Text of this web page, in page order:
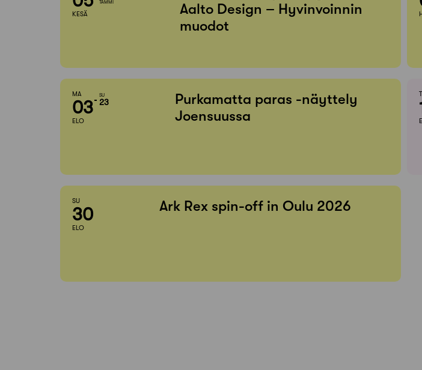
KESÄ
TAMMI
Aalto Design – Hyvinvoinnin
muodot
MA
03
ELO
SU
23
Purkamatta paras -näyttely
Joensuussa
SU
30
ELO
Ark Rex spin-off in Oulu 2026